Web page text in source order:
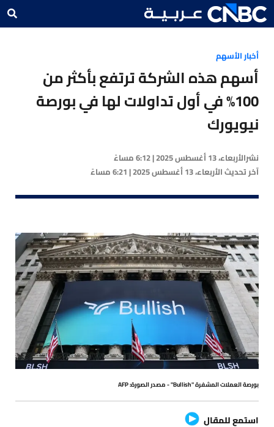
أخبار الأسهم
أسهم هذه الشركة ترتفع بأكثر من
100% في أول تداولات لها في بورصة
نيويورك
نشرالأربعاء، 13 أغسطس 2025 | 6:12 مساءً
آخر تحديثالأربعاء، 13 أغسطس 2025 | 6:21 مساءً
بورصة العملات المشفرة "Bullish" - مصدر الصورة: AFP
استمع للمقال